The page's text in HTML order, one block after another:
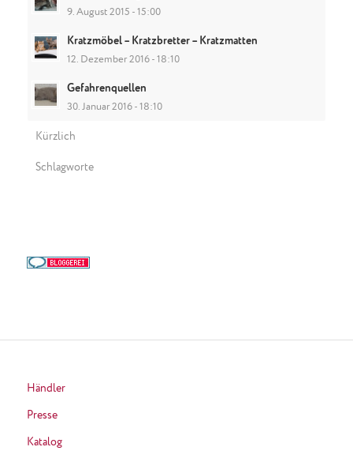
9. August 2015 - 15:00
Kratzmöbel – Kratzbretter – Kratzmatten
12. Dezember 2016 - 18:10
Gefahrenquellen
30. Januar 2016 - 18:10
Kürzlich
Schlagworte
Händler
Presse
Katalog